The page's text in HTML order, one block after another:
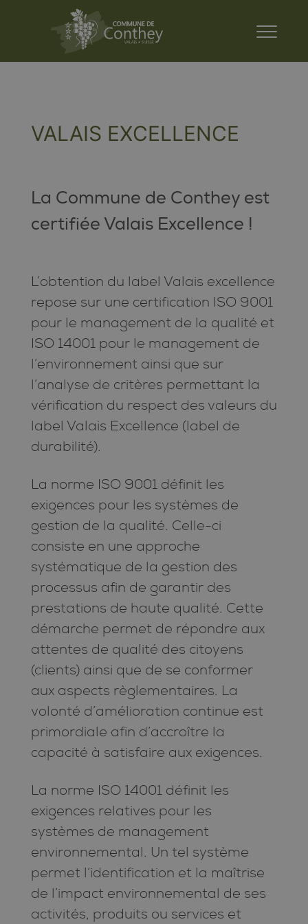
VALAIS EXCELLENCE
La Commune de Conthey est
certifiée Valais Excellence !
L’obtention du label Valais excellence
repose sur une certification ISO 9001
pour le management de la qualité et
ISO 14001 pour le management de
l’environnement ainsi que sur
l’analyse de critères permettant la
vérification du respect des valeurs du
label Valais Excellence (label de
durabilité).
La norme ISO 9001 définit les
exigences pour les systèmes de
gestion de la qualité. Celle-ci
consiste en une approche
systématique de la gestion des
processus afin de garantir des
prestations de haute qualité. Cette
démarche permet de répondre aux
attentes de qualité des citoyens
(clients) ainsi que de se conformer
aux aspects règlementaires. La
volonté d’amélioration continue est
primordiale afin d’accroître la
capacité à satisfaire aux exigences.
La norme ISO 14001 définit les
exigences relatives pour les
systèmes de management
environnemental. Un tel système
permet l’identification et la maîtrise
de l’impact environnemental de ses
activités, produits ou services et